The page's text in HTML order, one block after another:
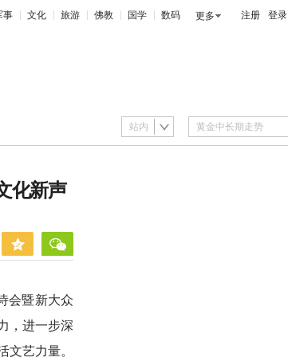
事 文化 旅游 佛教 国学 数码 更多 注册 登录
站内
化新声
会暨新大众
，进一步深
文艺力量。